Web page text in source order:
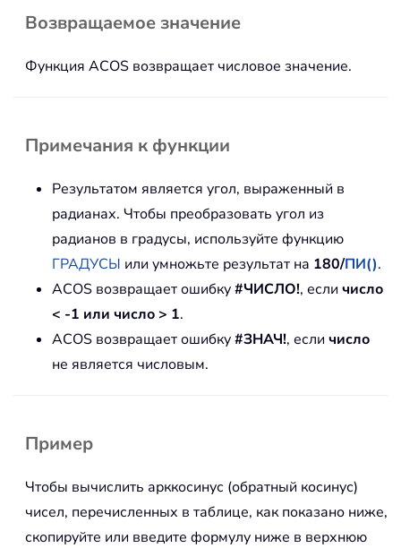
Возвращаемое значение
Функция ACOS возвращает числовое значение.
Примечания к функции
Результатом является угол, выраженный в
радианах. Чтобы преобразовать угол из
радианов в градусы, используйте функцию
ГРАДУСЫ или умножьте результат на 180/ПИ().
ACOS возвращает ошибку#ЧИСЛО!, если число
< -1 или число > 1.
ACOS возвращает ошибку#ЗНАЧ!, если число
не является числовым.
Пример
Чтобы вычислить арккосинус (обратный косинус)
чисел, перечисленных в таблице, как показано ниже,
скопируйте или введите формулу ниже в верхнюю